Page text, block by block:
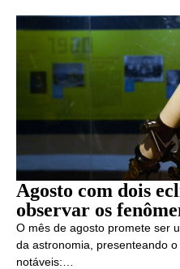
Agosto com dois
observar os
O mês de agosto promete ser
da astronomia, presenteando
notáveis:…